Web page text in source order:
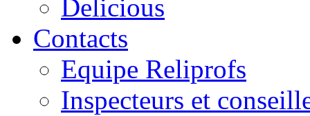
Delicious
Contacts
Equipe Reliprofs
Inspecteurs et